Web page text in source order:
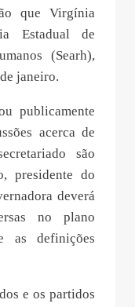
que Virgínia
Estadual de
(Searh),
janeiro.
publicamente
acerca de
são
presidente do
deverá
no plano
as definições
e os partidos